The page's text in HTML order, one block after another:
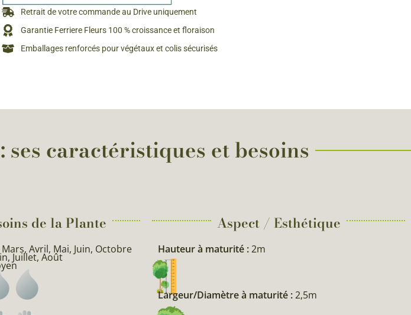
Semences & Graines Spéciales Fraîcheur
d’Antan
Bulbes de fleurs de A à Z
Retrait de votre commande au Drive uniquement
Garantie Ferriere Fleurs 100 % croissance et floraison
Emballages renforcés pour végétaux et colis sécurisés
caractéristiques et besoins
de la Plante​
Mars, Avril, Mai, Juin, Octobre
Juillet, Août
Aspect / Esthétique
Hauteur à maturité :2m
Largeur/Diamètre à maturité :2,5m